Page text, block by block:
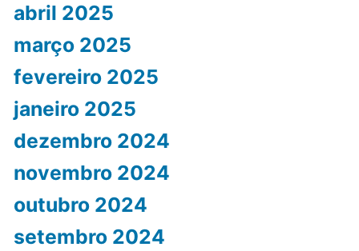
abril 2025
março 2025
fevereiro 2025
janeiro 2025
dezembro 2024
novembro 2024
outubro 2024
setembro 2024